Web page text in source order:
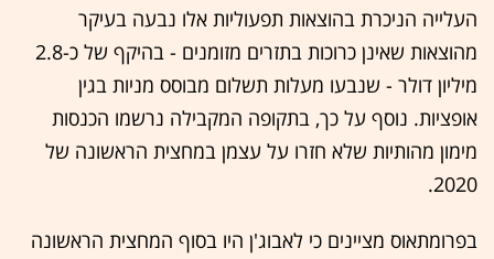
העלייה הניכרת בהוצאות תפעוליות אלו נבעה בעיקר
מהוצאות שאינן כרוכות בתזרים מזומנים - בהיקף של כ-2.8
מיליון דולר - שנבעו מעלות תשלום מבוסס מניות בגין
אופציות. נוסף על כך, בתקופה המקבילה נרשמו הכנסות
מימון מהותיות שלא חזרו על עצמן במחצית הראשונה של
2020.
בפרומתאוס מציינים כי לאבוג'ן היו בסוף המחצית הראשונה